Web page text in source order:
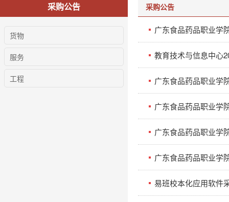
采购公告
货物
服务
工程
采购公告
教育技术与信息中心
广东食品药品职业学
广东食品药品职业学
广东食品药品职业学
广东食品药品职业学
易班校本化应用软件